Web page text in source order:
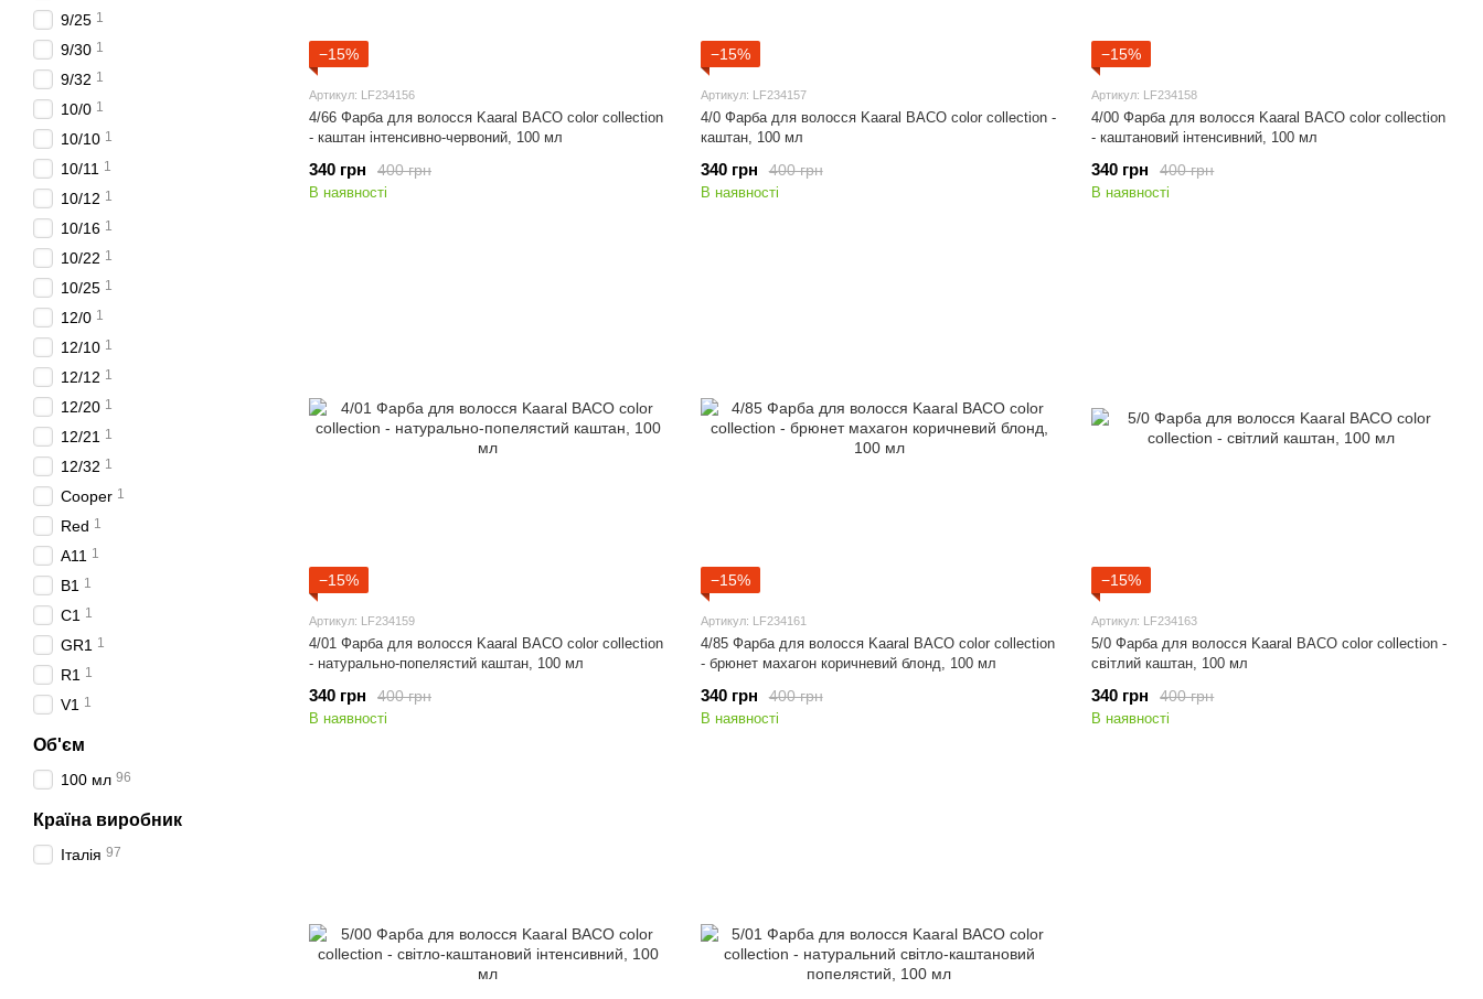
−15%
Артикул: LF234156
4/66 Фарба для волосся Kaaral BACO color collection
- каштан інтенсивно-червоний, 100 мл
400 грн
340 грн
В наявності
−15%
Артикул: LF234157
4/0 Фарба для волосся Kaaral BACO color collection -
каштан, 100 мл
400 грн
340 грн
В наявності
−15%
Артикул: LF234158
4/00 Фарба для волосся Kaaral BACO color collection
- каштановий інтенсивний, 100 мл
400 грн
340 грн
В наявності
−15%
Артикул: LF234159
4/01 Фарба для волосся Kaaral BACO color collection
- натурально-попелястий каштан, 100 мл
400 грн
340 грн
В наявності
−15%
Артикул: LF234161
4/85 Фарба для волосся Kaaral BACO color collection
- брюнет махагон коричневий блонд, 100 мл
400 грн
340 грн
В наявності
−15%
Артикул: LF234163
5/0 Фарба для волосся Kaaral BACO color collection -
світлий каштан, 100 мл
400 грн
340 грн
В наявності
9/25 1
9/30 1
9/32 1
10/0 1
10/10 1
10/11 1
10/12 1
10/16 1
10/22 1
10/25 1
12/0 1
12/10 1
12/12 1
12/20 1
12/21 1
12/32 1
Cooper 1
Red 1
A11 1
B1 1
C1 1
GR1 1
R1 1
V1 1
Об'єм
100 мл 96
Країна виробник
Італія 97